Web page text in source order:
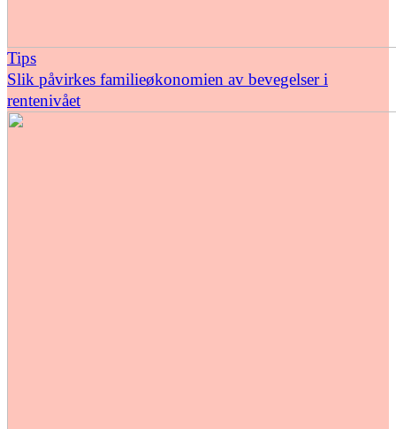
Tips
Slik påvirkes familieøkonomien av bevegelser i
rentenivået